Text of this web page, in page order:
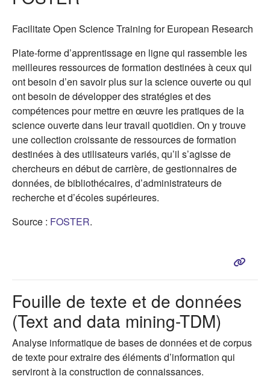
Facilitate Open Science Training for European Research
Plate-forme d’apprentissage en ligne qui rassemble les
meilleures ressources de formation destinées à ceux qui
ont besoin d’en savoir plus sur la science ouverte ou qui
ont besoin de développer des stratégies et des
compétences pour mettre en œuvre les pratiques de la
science ouverte dans leur travail quotidien. On y trouve
une collection croissante de ressources de formation
destinées à des utilisateurs variés, qu’il s’agisse de
chercheurs en début de carrière, de gestionnaires de
données, de bibliothécaires, d’administrateurs de
recherche et d’écoles supérieures.
Source : FOSTER(s'ouvre dans un nouvel onglet)
.
Fouille de texte et de données
(Text and data mining-TDM)
Analyse informatique de bases de données et de corpus
de texte pour extraire des éléments d’information qui
serviront à la construction de connaissances.